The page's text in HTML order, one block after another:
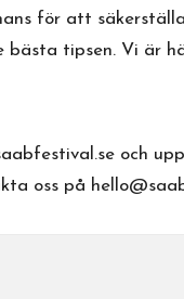
för att
bästa tipsen. Vi är
och
oss på